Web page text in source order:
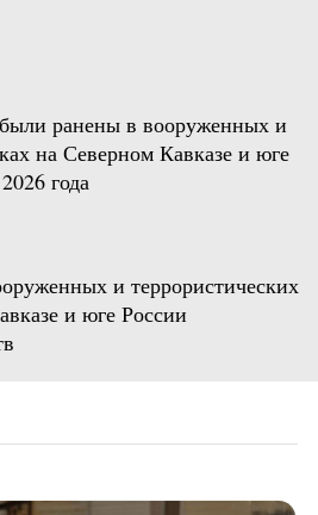
ранены в вооруженных и
на Северном Кавказе и юге
года
и террористических
и юге России